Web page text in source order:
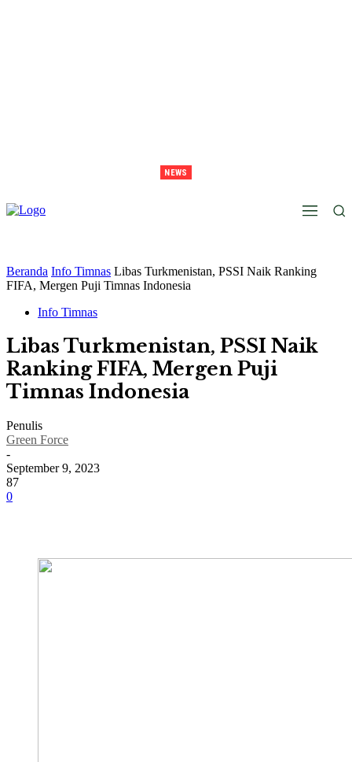
NEWS
Beranda Info Timnas Libas Turkmenistan, PSSI Naik Ranking
FIFA, Mergen Puji Timnas Indonesia
Info Timnas
Libas Turkmenistan, PSSI Naik
Ranking FIFA, Mergen Puji
Timnas Indonesia
Penulis
Green Force
-
September 9, 2023
87
0